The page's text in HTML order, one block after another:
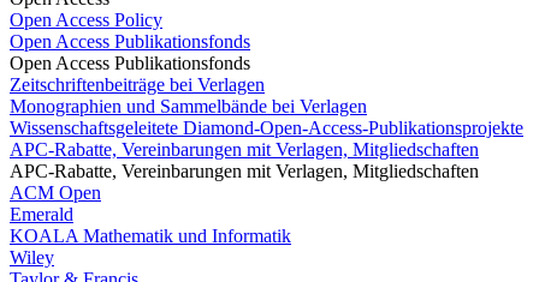
Open Access Policy
Open Access Publikationsfonds
Open Access Publikationsfonds
Zeitschriftenbeiträge bei Verlagen
Monographien und Sammelbände bei Verlagen
Wissenschaftsgeleitete Diamond-Open-Access-Publikationsprojekte
APC-Rabatte, Vereinbarungen mit Verlagen, Mitgliedschaften
APC-Rabatte, Vereinbarungen mit Verlagen, Mitgliedschaften
ACM Open
Emerald
KOALA Mathematik und Informatik
Wiley